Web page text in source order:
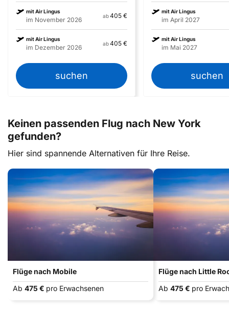
mit Air Lingus
im November 2026
ab405 €
mit Air Lingus
im Dezember 2026
ab405 €
suchen
mit Air Lingus
im April 2027
mit Air Lingus
im Mai 2027
suchen
Keinen passenden Flug nach New York
gefunden?
Hier sind spannende Alternativen für Ihre Reise.
Flüge nach Mobile
Ab 475 € pro Erwachsenen
Flüge nach Little
Ab 475 € pro